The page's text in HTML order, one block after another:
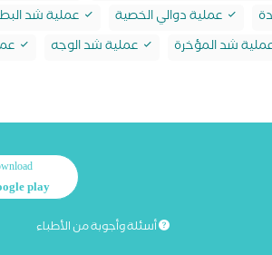
عملية دوالي الخصية عملية شد
شد المؤخرة عملية شد الوجه
play
أسئلة وأجوبة من الأطباء